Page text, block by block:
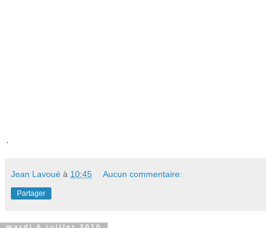
.
Jean Lavoué à 10:45 Aucun commentaire:
Partager